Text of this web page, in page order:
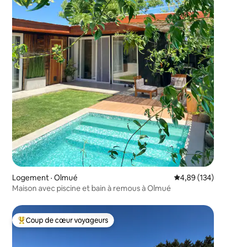
Logement · Olmué Note
4,89 (134)
Maison avec piscine et bain à remous à Olmué
Coup de cœur voyageurs parmi les plus aimés
Coup de cœur voyageurs